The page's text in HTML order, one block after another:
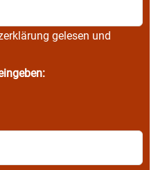
gelesen und